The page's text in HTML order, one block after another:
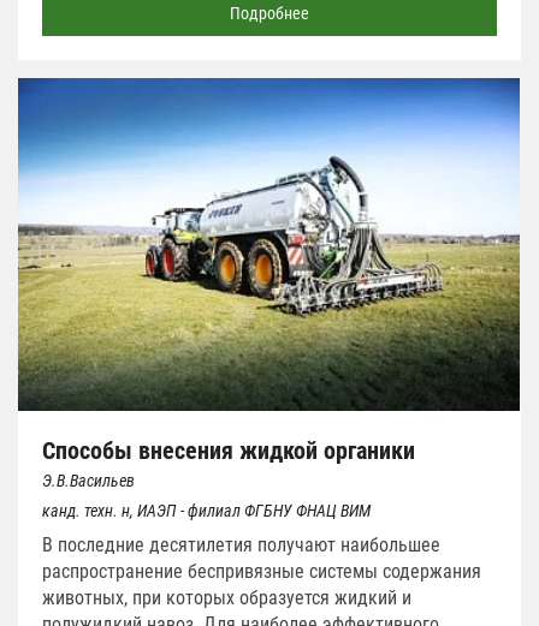
Подробнее
Способы внесения жидкой органики
Э.В.Васильев
канд. техн. н, ИАЭП - филиал ФГБНУ ФНАЦ ВИМ
В последние десятилетия получают наибольшее
распространение беспривязные системы содержания
животных, при которых образуется жидкий и